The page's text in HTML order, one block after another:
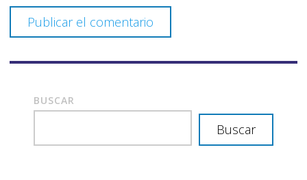
BUSCAR
Buscar